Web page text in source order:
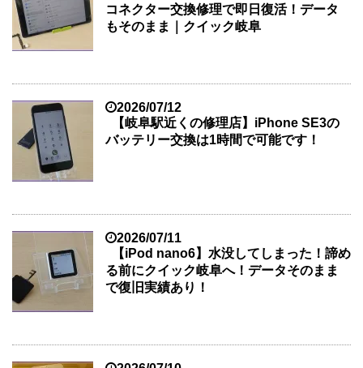
コネクター交換修理で即日復活！データ
もそのまま｜クイック岐阜
2026/07/12
【岐阜駅近くの修理店】iPhone SE3の
バッテリー交換は1時間で可能です！
2026/07/11
【iPod nano6】水没してしまった！諦め
る前にクイック岐阜へ！データそのまま
で復旧実績あり！